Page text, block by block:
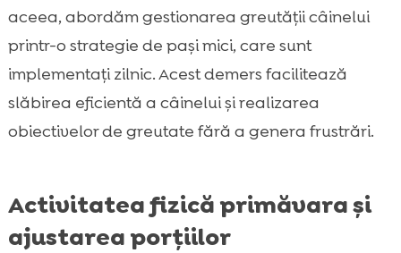
aceea, abordăm gestionarea greutății câinelui
printr-o strategie de pași mici, care sunt
implementați zilnic. Acest demers facilitează
slăbirea eficientă a câinelui și realizarea
obiectivelor de greutate fără a genera frustrări.
Activitatea fizică primăvara și
ajustarea porțiilor